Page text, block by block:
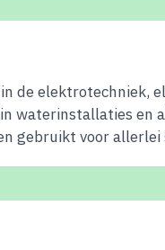
de elektrotechniek,
waterinstallaties en
gebruikt voor